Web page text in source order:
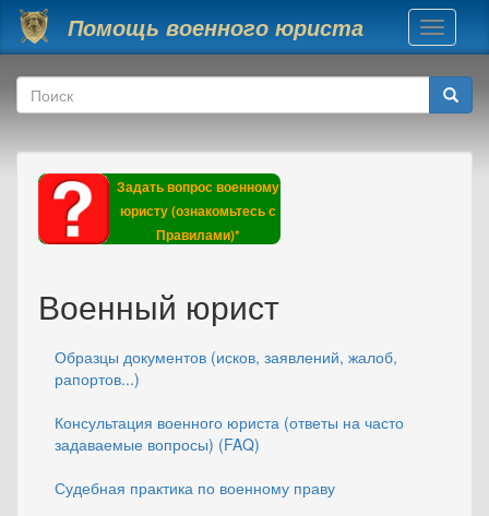
Перейти к основному содержанию
Помощь военного юриста
Toggle
Форма поиска
Поиск
Задать вопрос военному
юристу (ознакомьтесь с
Правилами)*
Военный юрист
Образцы документов (исков, заявлений, жалоб,
рапортов...)
Консультация военного юриста (ответы на часто
задаваемые вопросы) (FAQ)
Судебная практика по военному праву